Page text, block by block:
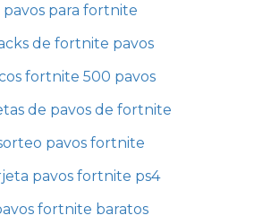
pavos para fortnite
de fortnite pavos
fortnite 500 pavos
de pavos de fortnite
pavos fortnite
pavos fortnite ps4
fortnite baratos